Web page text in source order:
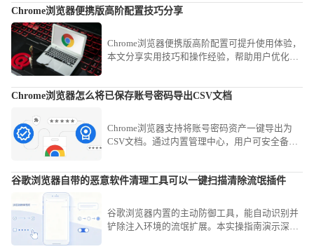
您的文件获取等待时间。
Chrome浏览器便携版高阶配置技巧分享
Chrome浏览器便携版高阶配置可提升使用体验，
本文分享实用技巧和操作经验，帮助用户优化便
Chrome浏览器怎么将已保存账号密码导出CSV文档
Chrome浏览器支持将账号密码资产一键导出为
CSV文档。通过内置管理中心，用户可安全备份
谷歌浏览器自带的恶意软件清理工具可以一键扫描清除流氓插件
谷歌浏览器内置的主动防御工具，能自动识别并
铲除注入环境的流氓扩展。本实操指南演示深度